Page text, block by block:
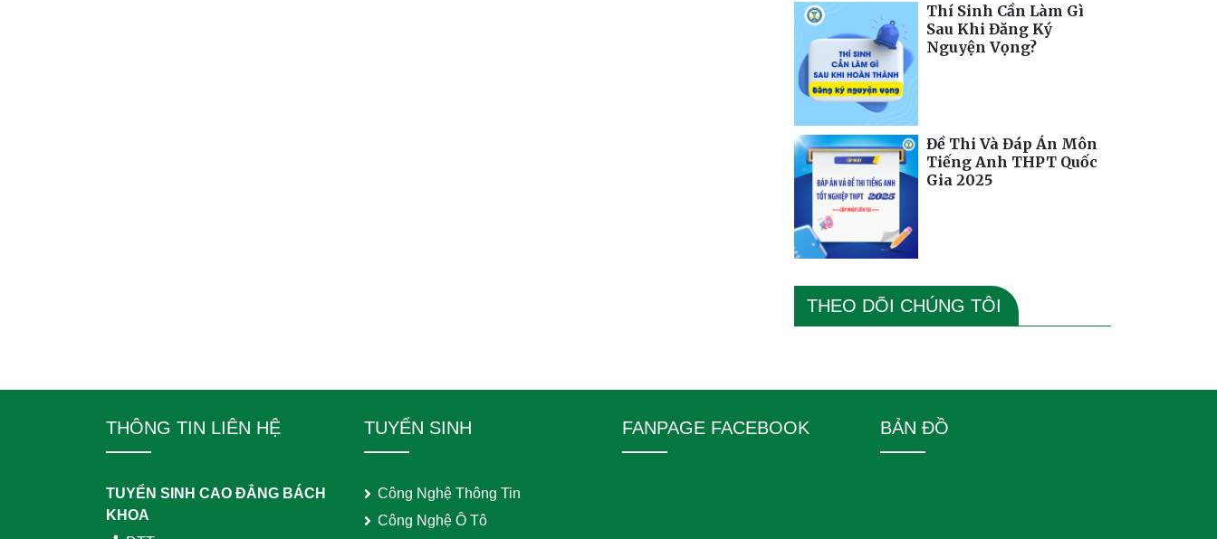
Thí Sinh Cần Làm Gì
Sau Khi Đăng Ký
Nguyện Vọng?
Đề Thi Và Đáp Án Môn
Tiếng Anh THPT Quốc
Gia 2025
THEO DÕI CHÚNG TÔI
THÔNG TIN LIÊN HỆ
TUYỂN SINH CAO ĐẲNG BÁCH
KHOA
TUYỂN SINH
Công Nghệ Thông Tin
Công Nghệ Ô Tô
FANPAGE FACEBOOK BẢN ĐỒ